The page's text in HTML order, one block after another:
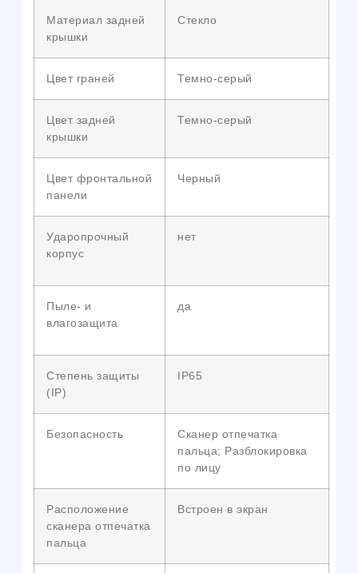
Материал задней
крышки
Стекло
Цвет граней Темно-серый
Цвет задней
крышки
Темно-серый
Цвет фронтальной
панели
Черный
Ударопрочный
корпус
нет
Пыле- и
влагозащита
да
Степень защиты
(IP)
IP65
Безопасность
Сканер отпечатка
пальца; Разблокировка
по лицу
Расположение
сканера отпечатка
пальца
Встроен в экран